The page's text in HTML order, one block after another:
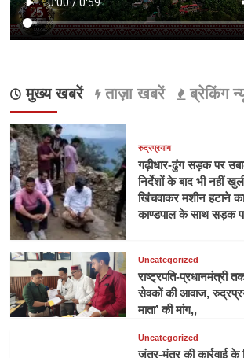
मुख्य खबरें ताज़ा खबरें ब्रेकिंग
रुद्रप्रयाग
गढ़ीधार-ढुंग सड़क पर
निर्देशों के बाद भी नहीं
खिंचवाकर मशीन हटाने
काण्डपाल के साथ सड़क
Uncategorized
राष्ट्रपति-प्रधानमंत्री
सेवकों की आवाज,
माता’ की मांग,,
Uncategorized
जंतर-मंतर की कार्रवाई के